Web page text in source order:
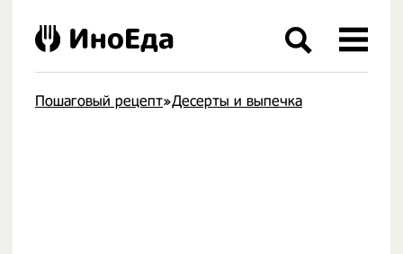
Пошаговый рецепт»Десерты и выпечка
ИноЕда